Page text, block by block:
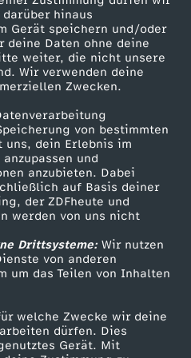
hinaus
Gerät speichern und/oder
deine Daten ohne deine
weiter, die nicht unsere
Wir verwenden deine
Zwecken.
von bestimmten
dein Erlebnis im
und
anzubieten. Dabei
auf Basis deiner
der ZDFheute und
werden von uns nicht
Drittsysteme:Wir nutzen
von anderen
um das Teilen von Inhalten
welche Zwecke wir deine
dürfen. Dies
Gerät. Mit
Service
ZDFmitreden
Kontakt zum ZDF
Tickets
Zuschauerservice
Hilfe